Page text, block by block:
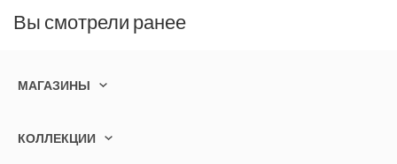
Вы смотрели ранее
МАГАЗИНЫ
КОЛЛЕКЦИИ